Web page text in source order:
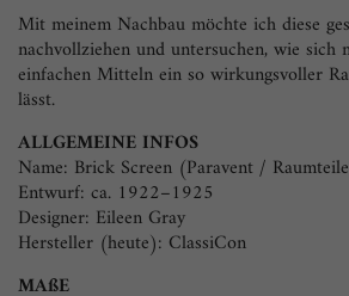
Mit meinem Nachbau möchte ich diese
nachvollziehen und untersuchen, wie sich
einfachen Mitteln ein so wirkungsvoller
lässt.
ALLGEMEINE INFOS
Name: Brick Screen (Paravent /
Entwurf: ca. 1922–1925
Designer: Eileen Gray
Hersteller (heute): ClassiCon
MAßE